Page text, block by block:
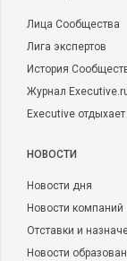
Лица Сообщества
Лига экспертов
История
Журнал
Executive отдыхает
НОВОСТИ
Новости дня
Новости компаний
Отставки и
Новости